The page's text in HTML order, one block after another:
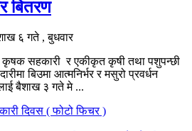
बितरण
६ गते , बुधवार
कृषक सहकारी र एकीकृत कृषी तथा पशुपन्छी
बिउमा आत्मनिर्भर र मसुरो प्रवर्धन
बैशाख ३ गते मे ...